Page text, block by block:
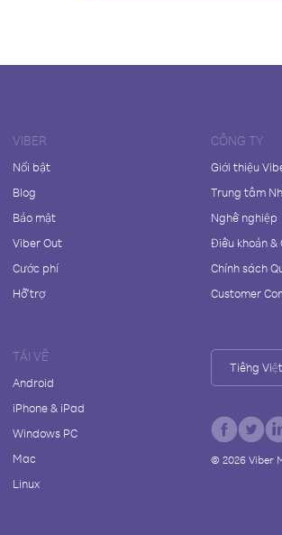
VIBER
Nổi bật
Blog
Bảo mật
Viber Out
Cước phí
Hỗ trợ
CÔNG TY
Giới thiệu
Trung tâm
Nghề nghiệp
Điều khoản &
Chính sách
Customer
TẢI VỀ
Android
iPhone & iPad
Windows PC
Mac
Linux
Tiếng Việt
© 2026Viber